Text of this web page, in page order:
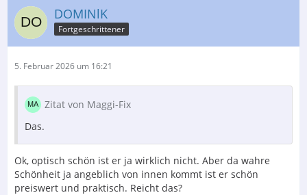
DOMINlK
Fortgeschrittener
5. Februar 2026 um 16:21
Zitat von Maggi-Fix
Das.
Ok, optisch schön ist er ja wirklich nicht. Aber da wahre
Schönheit ja angeblich von innen kommt ist er schön
preiswert und praktisch. Reicht das?